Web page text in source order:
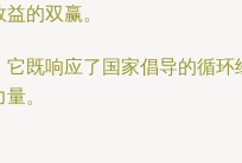
的双赢。
既响应了国家倡导的循
。